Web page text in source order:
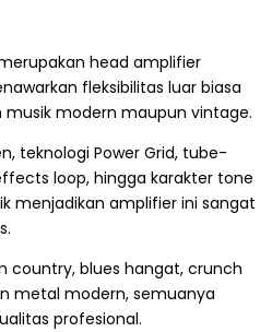
head amplifier
fleksibilitas luar biasa
modern maupun vintage.
teknologi Power Grid, tube-
loop, hingga karakter tone
menjadikan amplifier ini sangat
country, blues hangat, crunch
metal modern, semuanya
profesional.